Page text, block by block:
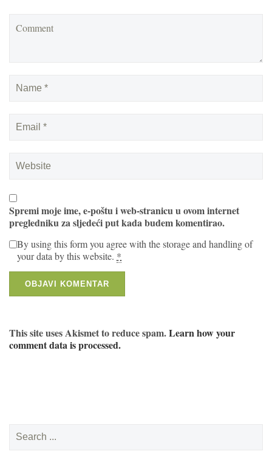
Spremi moje ime, e-poštu i web-stranicu u ovom internet
pregledniku za sljedeći put kada budem komentirao.
By using this form you agree with the storage and handling of
your data by this website. *
This site uses Akismet to reduce spam.Learn how your
comment data is processed.
Search
for: